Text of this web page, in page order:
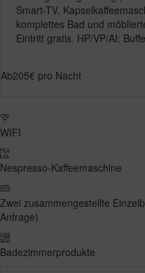
Smart-TV,
komplettes Bad und
Eintritt gratis. HP/VP/AI:
Ab205€ pro Nacht
WIFI
Nespresso-Kaffeemaschine
Zwei zusammengestellte
Anfrage)
Badezimmerprodukte